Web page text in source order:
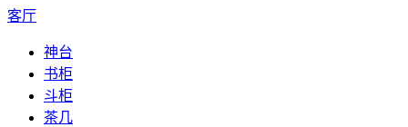
客厅
神台
书柜
斗柜
茶几